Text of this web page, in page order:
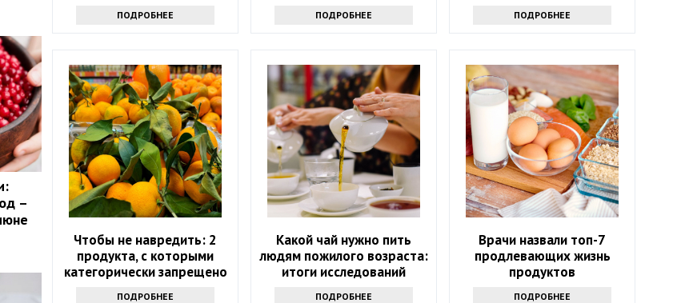
–
ПОДРОБНЕЕ ПОДРОБНЕЕ ПОДРОБНЕЕ
Чтобы не навредить: 2
продукта, с которыми
категорически запрещено
ПОДРОБНЕЕ
Какой чай нужно пить
людям пожилого возраста:
итоги исследований
ПОДРОБНЕЕ
Врачи назвали топ-7
продлевающих жизнь
продуктов
ПОДРОБНЕЕ